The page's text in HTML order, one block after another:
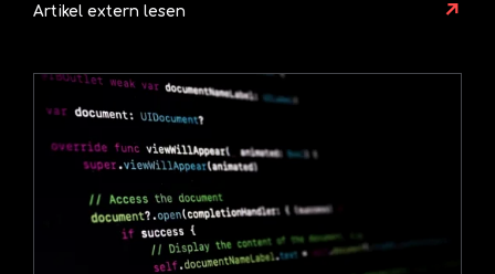
Artikel extern lesen ↗